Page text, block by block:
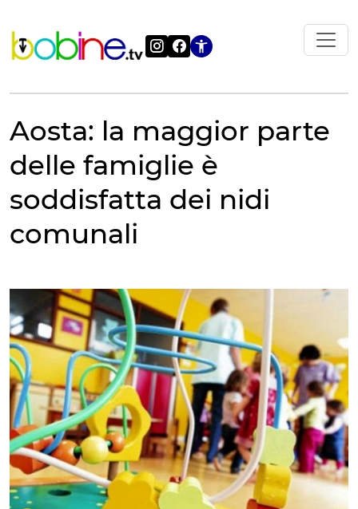
contenuto
Apri le
Aosta: la maggior parte
delle famiglie è
soddisfatta dei nidi
comunali